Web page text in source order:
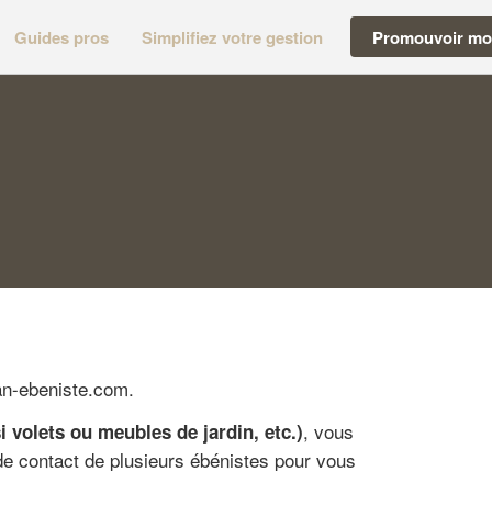
Guides pros Simplifiez votre gestion Promouvoir
ebeniste.com.
ou meubles de jardin, etc.), vous
contact de plusieurs ébénistes pour vous